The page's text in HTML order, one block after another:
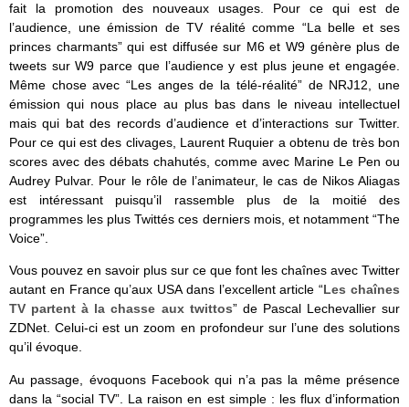
fait la promotion des nouveaux usages. Pour ce qui est de
l’audience, une émission de TV réalité comme “La belle et ses
princes charmants” qui est diffusée sur M6 et W9 génère plus de
tweets sur W9 parce que l’audience y est plus jeune et engagée.
Même chose avec “Les anges de la télé-réalité” de NRJ12, une
émission qui nous place au plus bas dans le niveau intellectuel
mais qui bat des records d’audience et d’interactions sur Twitter.
Pour ce qui est des clivages, Laurent Ruquier a obtenu de très bon
scores avec des débats chahutés, comme avec Marine Le Pen ou
Audrey Pulvar. Pour le rôle de l’animateur, le cas de Nikos Aliagas
est intéressant puisqu’il rassemble plus de la moitié des
programmes les plus Twittés ces derniers mois, et notamment “The
Voice”.
Vous pouvez en savoir plus sur ce que font les chaînes avec Twitter
autant en France qu’aux USA dans l’excellent article “Les chaînes
TV partent à la chasse aux twittos” de Pascal Lechevallier sur
ZDNet. Celui-ci est un zoom en profondeur sur l’une des solutions
qu’il évoque.
Au passage, évoquons Facebook qui n’a pas la même présence
dans la “social TV”. La raison en est simple : les flux d’information